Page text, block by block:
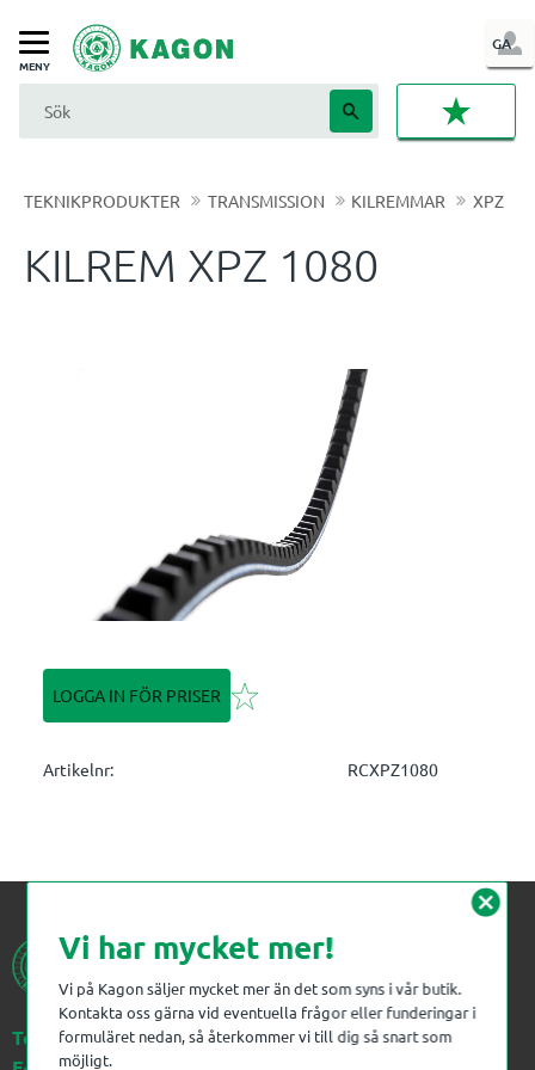
Meny
GA
IN
TEKNIKPRODUKTER TRANSMISSION KILREMMAR XPZ
KILREM XPZ 1080
LOGGA IN FÖR PRISER Lägg till i favoriter
Artikelnr RCXPZ1080
Telefon:023-383 18 00
cancel
Vi har mycket mer!
Vi på Kagon säljer mycket mer än det som syns i vår butik.
Kontakta oss gärna vid eventuella frågor eller funderingar i
formuläret nedan, så återkommer vi till dig så snart som
möjligt.